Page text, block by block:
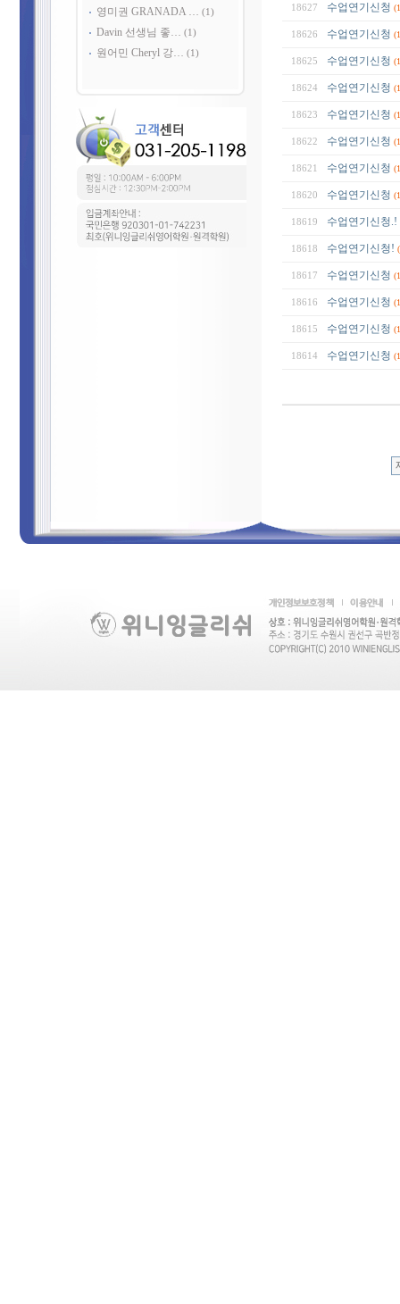
영미권 GRANADA … (1)
Davin 선생님 좋… (1)
원어민 Cheryl 강… (1)
18627 수업연기신청
18626 수업연기신청
18625 수업연기신청
18624 수업연기신청
18623 수업연기신청
18622 수업연기신청
18621 수업연기신청
18620 수업연기신청
18619 수업연기신청.!
18618 수업연기신청!
18617 수업연기신청
18616 수업연기신청
18615 수업연기신청
18614 수업연기신청